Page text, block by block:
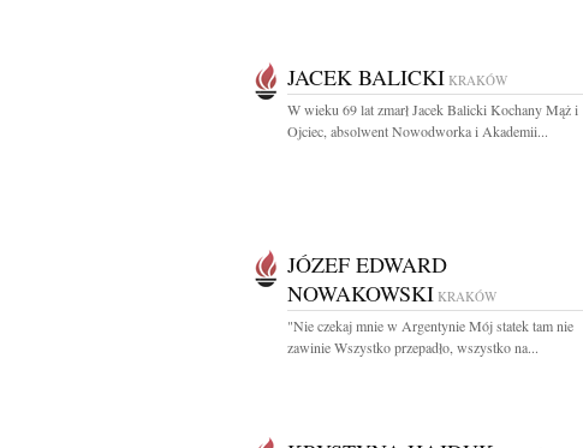
JACEK BALICKI KRAKÓW
W wieku 69 lat zmarł Jacek Balicki Kochany Mąż i
Ojciec, absolwent Nowodworka i Akademii...
JÓZEF EDWARD
NOWAKOWSKI KRAKÓW
"Nie czekaj mnie w Argentynie Mój statek tam nie
zawinie Wszystko przepadło, wszystko na...